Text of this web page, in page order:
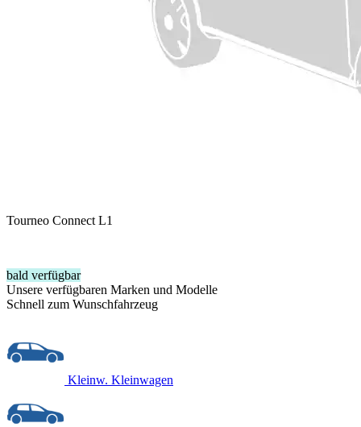
Tourneo Connect L1
bald verfügbar
Unsere verfügbaren Marken und Modelle
Schnell zum Wunschfahrzeug
Kleinw. Kleinwagen